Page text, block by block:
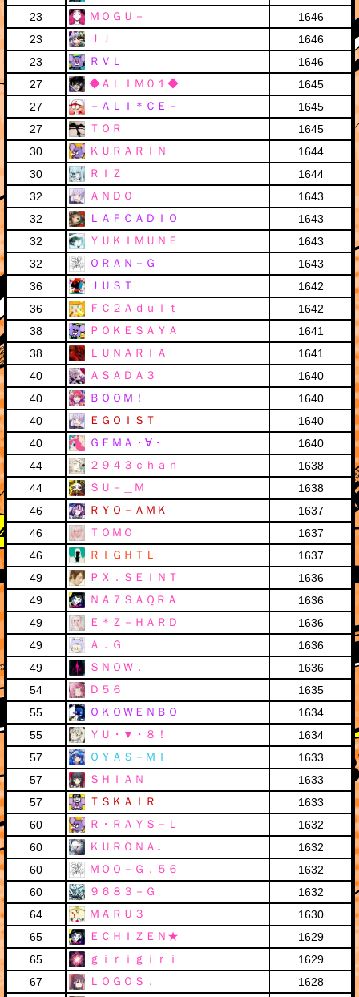
23
ＭＯＧＵ－
1646
23
ＪＪ
1646
23
ＲＶＬ
1646
27
◆ＡＬＩＭ０１◆
1645
27
－ＡＬＩ＊ＣＥ－
1645
27
ＴＯＲ
1645
30
ＫＵＲＡＲＩＮ
1644
30
ＲＩＺ
1644
32
ＡＮＤＯ
1643
32
ＬＡＦＣＡＤＩＯ
1643
32
ＹＵＫＩＭＵＮＥ
1643
32
ＯＲＡＮ－Ｇ
1643
36
ＪＵＳＴ
1642
36
ＦＣ２Ａｄｕｌｔ
1642
38
ＰＯＫＥＳＡＹＡ
1641
38
ＬＵＮＡＲＩＡ
1641
40
ＡＳＡＤＡ３
1640
40
ＢＯＯＭ！
1640
40
ＥＧＯＩＳＴ
1640
40
ＧＥＭＡ・∀・
1640
44
２９４３ｃｈａｎ
1638
44
ＳＵ－＿Ｍ
1638
46
ＲＹＯ－ＡＭＫ
1637
46
ＴＯＭＯ
1637
46
ＲＩＧＨＴＬ
1637
49
ＰＸ．ＳＥＩＮＴ
1636
49
ＮＡ７ＳＡＱＲＡ
1636
49
Ｅ＊Ｚ－ＨＡＲＤ
1636
49
Ａ．Ｇ
1636
49
ＳＮＯＷ．
1636
54
Ｄ５６
1635
55
ＯＫＯＷＥＮＢＯ
1634
55
ＹＵ・▼・８！
1634
57
ＯＹＡＳ－ＭＩ
1633
57
ＳＨＩＡＮ
1633
57
ＴＳＫＡＩＲ
1633
60
Ｒ・ＲＡＹＳ－Ｌ
1632
60
ＫＵＲＯＮＡ↓
1632
60
ＭＯＯ－Ｇ．５６
1632
60
９６８３－Ｇ
1632
64
ＭＡＲＵ３
1630
65
ＥＣＨＩＺＥＮ★
1629
65
ｇｉｒｉｇｉｒｉ
1629
67
ＬＯＧＯＳ．
1628